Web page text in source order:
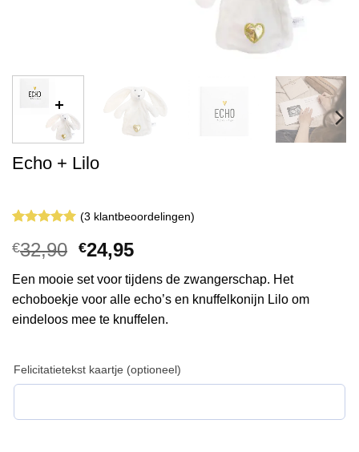
Echo + Lilo
5op 5
gebaseerd
op
waarderingen
(3 klantbeoordelingen)
€32,90 Oorspronkelijke
was:
€32,90.
€24,95Huidige
is:
€24,95.
Een mooie set voor tijdens de zwangerschap. Het
echoboekje voor alle echo’s en knuffelkonijn Lilo om
eindeloos mee te knuffelen.
Felicitatietekst kaartje (optioneel)